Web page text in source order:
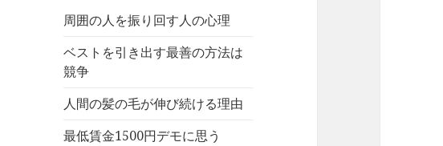
周囲の人を振り回す人の心理
ベストを引き出す最善の方法は
競争
人間の髪の毛が伸び続ける理由
最低賃金1500円デモに思う